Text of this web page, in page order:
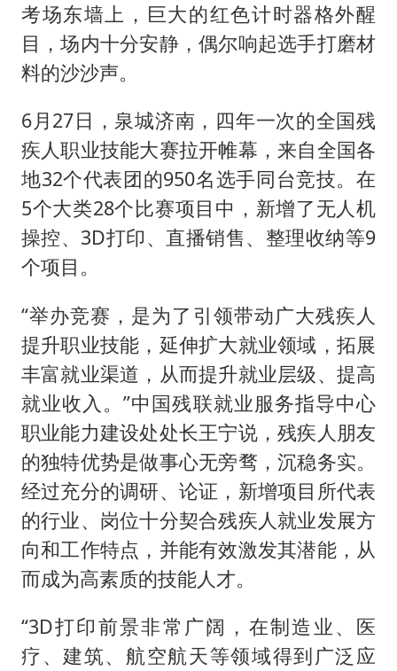
奋力开创中国式现代化建设新局面
考场东墙上，巨大的红色计时器格外醒
目，场内十分安静，偶尔响起选手打磨材
料的沙沙声。
6月27日，泉城济南，四年一次的全国残
疾人职业技能大赛拉开帷幕，来自全国各
地32个代表团的950名选手同台竞技。在
5个大类28个比赛项目中，新增了无人机
操控、3D打印、直播销售、整理收纳等9
个项目。
“举办竞赛，是为了引领带动广大残疾人
提升职业技能，延伸扩大就业领域，拓展
丰富就业渠道，从而提升就业层级、提高
就业收入。”中国残联就业服务指导中心
职业能力建设处处长王宁说，残疾人朋友
的独特优势是做事心无旁骛，沉稳务实。
经过充分的调研、论证，新增项目所代表
的行业、岗位十分契合残疾人就业发展方
向和工作特点，并能有效激发其潜能，从
而成为高素质的技能人才。
“3D打印前景非常广阔，在制造业、医
疗、建筑、航空航天等领域得到广泛应